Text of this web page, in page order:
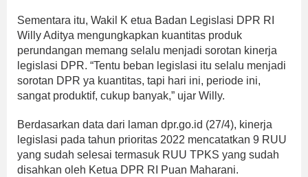
Sementara itu, Wakil K etua Badan Legislasi DPR RI
Willy Aditya mengungkapkan kuantitas produk
perundangan memang selalu menjadi sorotan kinerja
legislasi DPR. “Tentu beban legislasi itu selalu menjadi
sorotan DPR ya kuantitas, tapi hari ini, periode ini,
sangat produktif, cukup banyak,” ujar Willy.
Berdasarkan data dari laman dpr.go.id (27/4), kinerja
legislasi pada tahun prioritas 2022 mencatatkan 9 RUU
yang sudah selesai termasuk RUU TPKS yang sudah
disahkan oleh Ketua DPR RI Puan Maharani.